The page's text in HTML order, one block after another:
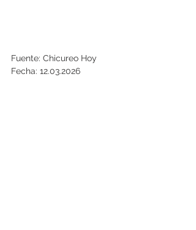
Fuente: Chicureo Hoy
Fecha: 12.03.2026